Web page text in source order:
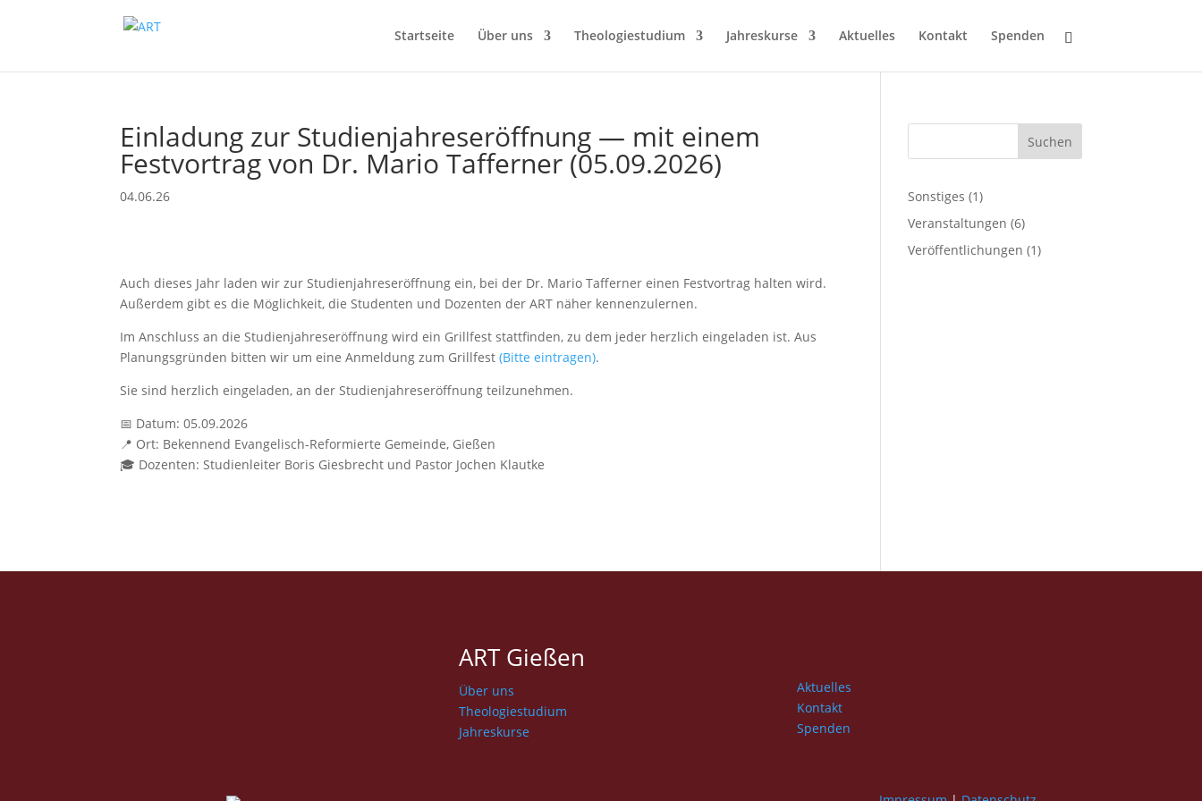
Startseite Über uns Theologiestudium Jahreskurse Aktuelles Kontakt Spenden
Einladung zur Studienjahreseröffnung — mit einem
Festvortrag von Dr. Mario Tafferner (05.09.2026)
04.06.26
Auch dieses Jahr laden wir zur Stu­di­en­jahre­seröff­nung ein, bei der Dr. Mario Taffern­er einen Festvor­trag hal­ten wird.
Außer­dem gibt es die Möglichkeit, die Stu­den­ten und Dozen­ten der ART näher kennenzulernen.
Im Anschluss an die Stu­di­en­jahre­seröff­nung wird ein Grillfest stat­tfind­en, zu dem jed­er her­zlich ein­ge­laden ist. Aus
Pla­nungs­grün­den bit­ten wir um eine Anmel­dung zum Grillfest(Bitte ein­tra­gen).
Sie sind her­zlich ein­ge­laden, an der Stu­di­en­jahre­seröff­nung teilzunehmen.
📅 Datum: 05.09.2026
📍 Ort: Beken­nend Evan­ge­lisch-Reformierte Gemeinde, Gießen
🎓 Dozen­ten: Stu­di­en­leit­er Boris Gies­brecht und Pas­tor Jochen Klautke
Suchen
Sonstiges (1)
Veranstaltungen (6)
Veröffentlichungen (1)
ART Gießen
Über uns
Theologiestudium
Jahreskurse
Aktuelles
Kontakt
Spenden